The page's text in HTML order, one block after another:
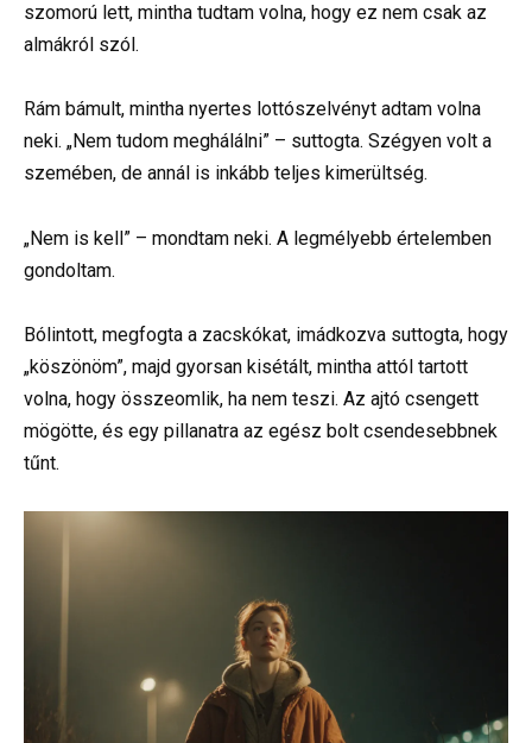
szomorú lett, mintha tudtam volna, hogy ez nem csak az
almákról szól.
Rám bámult, mintha nyertes lottószelvényt adtam volna
neki. „Nem tudom meghálálni” – suttogta. Szégyen volt a
szemében, de annál is inkább teljes kimerültség.
„Nem is kell” – mondtam neki. A legmélyebb értelemben
gondoltam.
Bólintott, megfogta a zacskókat, imádkozva suttogta, hogy
„köszönöm”, majd gyorsan kisétált, mintha attól tartott
volna, hogy összeomlik, ha nem teszi. Az ajtó csengett
mögötte, és egy pillanatra az egész bolt csendesebbnek
tűnt.